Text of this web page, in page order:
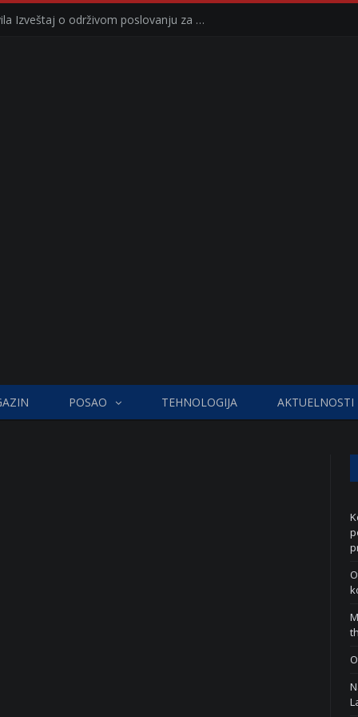
Kompanija Delez Srbija objavila Izveštaj o održivom poslovanju za 2025. godinu Briga o zajednici kroz program „Hrana za sve“ i edukaciju učenika
POSAO TEHNOLOGIJA AKTUELNOSTI